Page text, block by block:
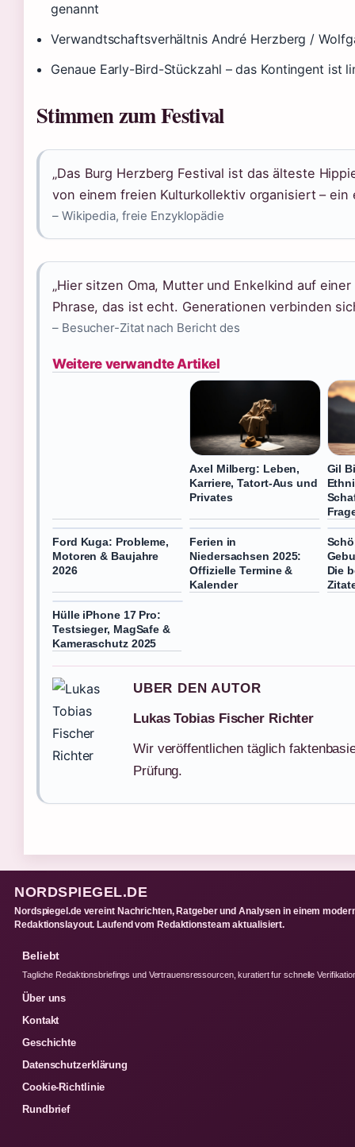
genannt
Verwandtschaftsverhältnis André Herzberg /
Genaue Early-Bird-Stückzahl – das Kontingent ist
Stimmen zum Festival
„Das Burg Herzberg Festival ist das älteste
von einem freien Kulturkollektiv organisiert – ein
– Wikipedia, freie Enzyklopädie
„Hier sitzen Oma, Mutter und Enkelkind auf
Phrase, das ist echt. Generationen verbinden
– Besucher-Zitat nach Bericht des
Weitere verwandte Artikel
Axel Milberg: Leben,
Karriere, Tatort-Aus und
Privates
Gil
Ford Kuga: Probleme,
Motoren & Baujahre
2026
Ferien in
Niedersachsen 2025:
Offizielle Termine &
Kalender
Die
Hülle iPhone 17 Pro:
Testsieger, MagSafe &
Kameraschutz 2025
UBER DEN AUTOR
Lukas Tobias Fischer Richter
Wir veröffentlichen täglich
Prüfung.
NORDSPIEGEL.DE
Nordspiegel.de vereint Nachrichten, Ratgeber und Analysen in einem
Redaktionslayout. Laufend vom Redaktionsteam aktualisiert.
Beliebt
Tagliche Redaktionsbriefings und Vertrauensressourcen, kuratiert fur schnelle
Über uns
Kontakt
Geschichte
Datenschutzerklärung
Cookie-Richtlinie
Rundbrief